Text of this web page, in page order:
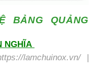
BẢNG QUẢNG
NGHĨA
lamchuinox.vn/ |